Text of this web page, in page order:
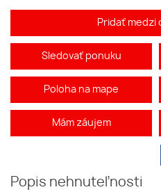
Pridať medzi
Sledovať ponuku
Poloha na mape
Mám záujem
Popis nehnuteľnosti